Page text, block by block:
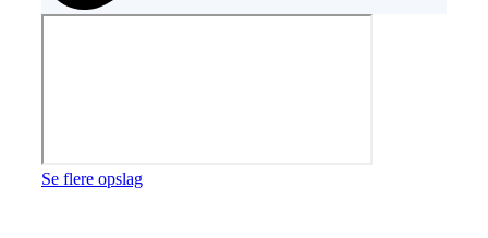
Se flere opslag